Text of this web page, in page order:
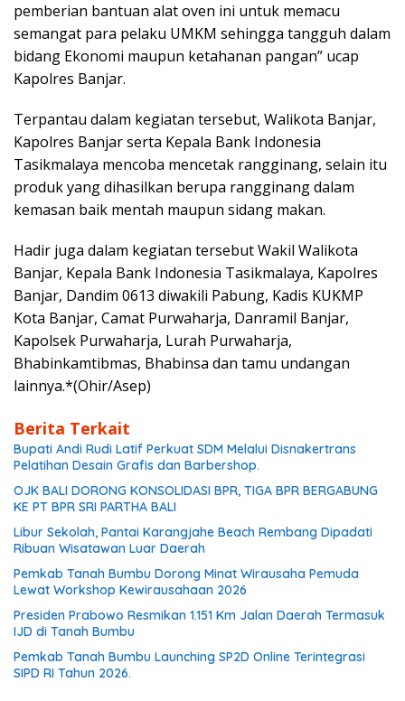
pemberian bantuan alat oven ini untuk memacu
semangat para pelaku UMKM sehingga tangguh dalam
bidang Ekonomi maupun ketahanan pangan” ucap
Kapolres Banjar.
Terpantau dalam kegiatan tersebut, Walikota Banjar,
Kapolres Banjar serta Kepala Bank Indonesia
Tasikmalaya mencoba mencetak rangginang, selain itu
produk yang dihasilkan berupa rangginang dalam
kemasan baik mentah maupun sidang makan.
Hadir juga dalam kegiatan tersebut Wakil Walikota
Banjar, Kepala Bank Indonesia Tasikmalaya, Kapolres
Banjar, Dandim 0613 diwakili Pabung, Kadis KUKMP
Kota Banjar, Camat Purwaharja, Danramil Banjar,
Kapolsek Purwaharja, Lurah Purwaharja,
Bhabinkamtibmas, Bhabinsa dan tamu undangan
lainnya.*(Ohir/Asep)
Berita Terkait
Bupati Andi Rudi Latif Perkuat SDM Melalui Disnakertrans
Pelatihan Desain Grafis dan Barbershop.
OJK BALI DORONG KONSOLIDASI BPR, TIGA BPR BERGABUNG
KE PT BPR SRI PARTHA BALI
Libur Sekolah, Pantai Karangjahe Beach Rembang Dipadati
Ribuan Wisatawan Luar Daerah
Pemkab Tanah Bumbu Dorong Minat Wirausaha Pemuda
Lewat Workshop Kewirausahaan 2026
Presiden Prabowo Resmikan 1.151 Km Jalan Daerah Termasuk
IJD di Tanah Bumbu
Pemkab Tanah Bumbu Launching SP2D Online Terintegrasi
SIPD RI Tahun 2026.